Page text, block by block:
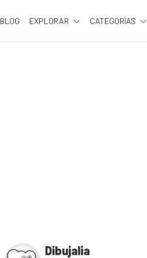
BLOG EXPLORAR CATEGORÍAS
Dibujalia